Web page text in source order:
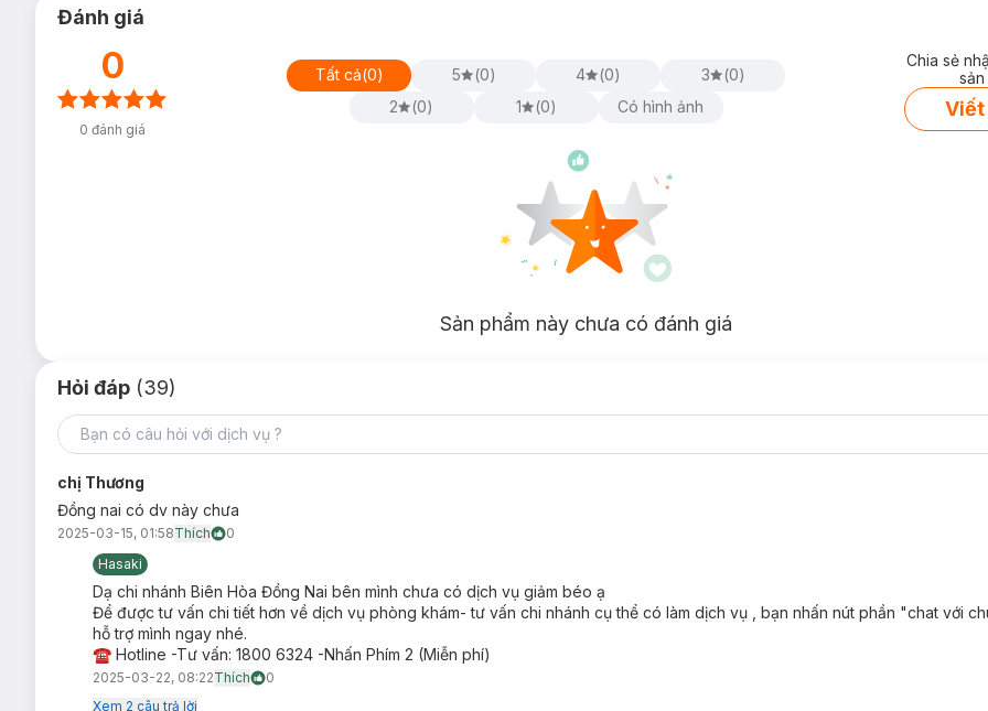
Bảng Giá Giảm Béo Công Nghệ RF Hasaki Clinic
Đánh giá
0
0 đánh giá
Tất cả(0) 5 (0) 4 (0) 3 (0)
2
(0) 1 (0) Có hình ảnh
Chia sẻ
Viết
Sản phẩm này chưa có đánh giá
Hỏi đáp (39)
chị Thương
Đồng nai có dv này chưa
2025-03-15, 01:58Thích
0
Hasaki
Dạ chi nhánh Biên Hòa Đồng Nai bên mình chưa có dịch vụ giảm béo ạ
Để được tư vấn chi tiết hơn về dịch vụ phòng khám- tư vấn chi nhánh cụ thể có làm dịch vụ , bạn nhấn nút phần "chat với
hỗ trợ mình ngay nhé.
☎ Hotline -Tư vấn: 1800 6324 -Nhấn Phím 2 (Miễn phí)
2025-03-22, 08:22Thích
0
Xem 2 câu trả lời